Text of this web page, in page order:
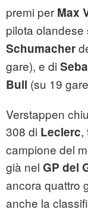
premi per Max
pilota olandese
Schumacher
gare), e di
Bull (su 19
Verstappen
308 di Leclerc,
campione del
già nel GP del
ancora quattro
anche la